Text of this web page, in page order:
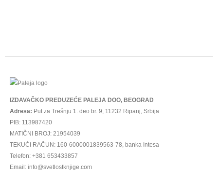
IZDAVAČKO PREDUZEĆE PALEJA DOO, BEOGRAD
Adresa: Put za Trešnju 1. deo br. 9, 11232 Ripanj, Srbija
PIB: 113987420
MATIČNI BROJ: 21954039
TEKUĆI RAČUN: 160-6000001839563-78, banka Intesa
Telefon: +381 653433857
Email: info@svetlostknjige.com